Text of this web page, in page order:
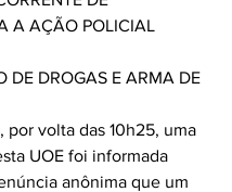
A AÇÃO POLICIAL
DE DROGAS E ARMA DE
por volta das 10h25, uma
UOE foi informada
anônima que um